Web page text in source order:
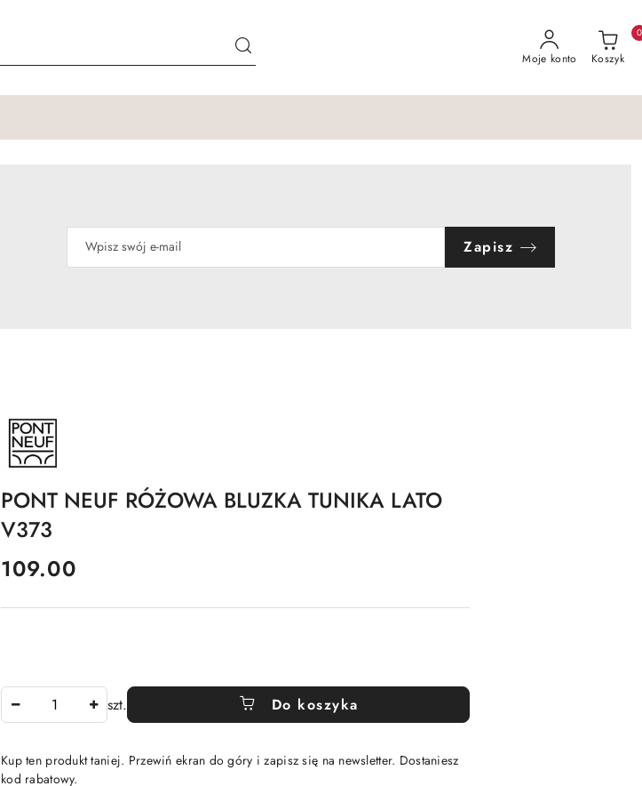
Moje konto Koszyk
0
Zapisz
NAZWA
PRODUCENTA:
PONT
NEUF
PONT NEUF RÓŻOWA BLUZKA TUNIKA LATO
V373
cena:
109.00
szt. Do koszyka
Kup ten produkt taniej. Przewiń ekran do góry i zapisz się na newsletter. Dostaniesz
kod rabatowy.